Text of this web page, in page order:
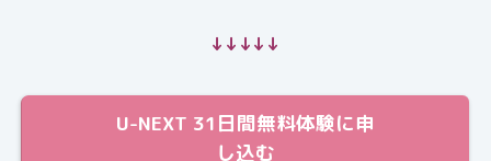
↓↓↓↓↓
U-NEXT 31日間無料体験に申
し込む